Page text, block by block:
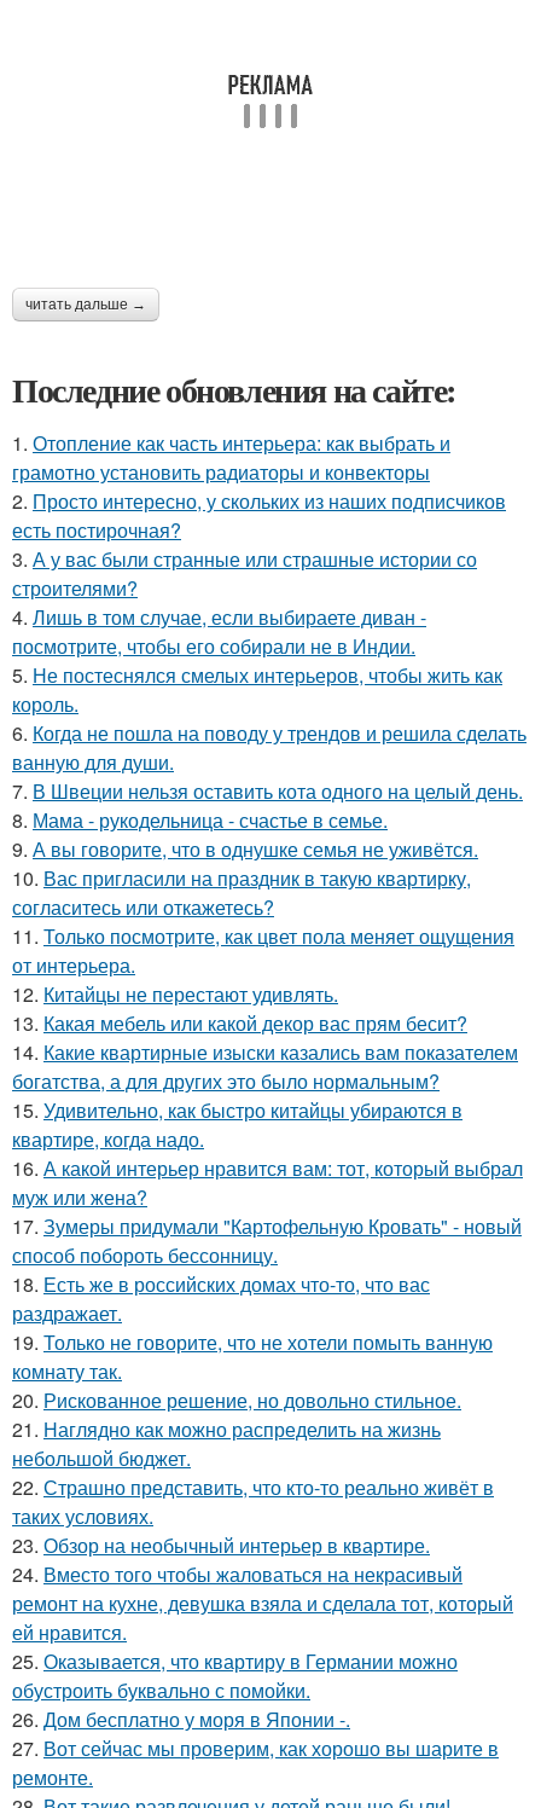
читать дальше →
Последние обновления на сайте:
1. Отопление как часть интерьера: как выбрать и
грамотно установить радиаторы и конвекторы
2. Просто интересно, у скольких из наших подписчиков
есть постирочная?
3. А у вас были странные или страшные истории со
строителями?
4. Лишь в том случае, если выбираете диван -
посмотрите, чтобы его собирали не в Индии.
5. Не постеснялся смелых интерьеров, чтобы жить как
король.
6. Когда не пошла на поводу у трендов и решила сделать
ванную для души.
7. В Швеции нельзя оставить кота одного на целый день.
8. Мама - рукодельница - счастье в семье.
9. А вы говорите, что в однушке семья не уживётся.
10. Вас пригласили на праздник в такую квартирку,
согласитесь или откажетесь?
11. Только посмотрите, как цвет пола меняет ощущения
от интерьера.
12. Китайцы не перестают удивлять.
13. Какая мебель или какой декор вас прям бесит?
14. Какие квартирные изыски казались вам показателем
богатства, а для других это было нормальным?
15. Удивительно, как быстро китайцы убираются в
квартире, когда надо.
16. А какой интерьер нравится вам: тот, который выбрал
муж или жена?
17. Зумеры придумали "Картофельную Кровать" - новый
способ побороть бессонницу.
18. Есть же в российских домах что-то, что вас
раздражает.
19. Только не говорите, что не хотели помыть ванную
комнату так.
20. Рискованное решение, но довольно стильное.
21. Наглядно как можно распределить на жизнь
небольшой бюджет.
22. Страшно представить, что кто-то реально живёт в
таких условиях.
23. Обзор на необычный интерьер в квартире.
24. Вместо того чтобы жаловаться на некрасивый
ремонт на кухне, девушка взяла и сделала тот, который
ей нравится.
25. Оказывается, что квартиру в Германии можно
обустроить буквально с помойки.
26. Дом бесплатно у моря в Японии -.
27. Вот сейчас мы проверим, как хорошо вы шарите в
ремонте.